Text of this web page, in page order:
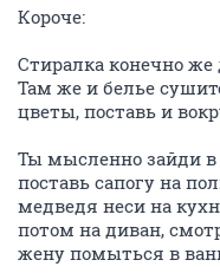
Короче:
Стиралка конечно
Там же и белье
цветы, поставь и
Ты мысленно зайди в
поставь сапогу на
медведя неси на
потом на диван,
жену помыться в